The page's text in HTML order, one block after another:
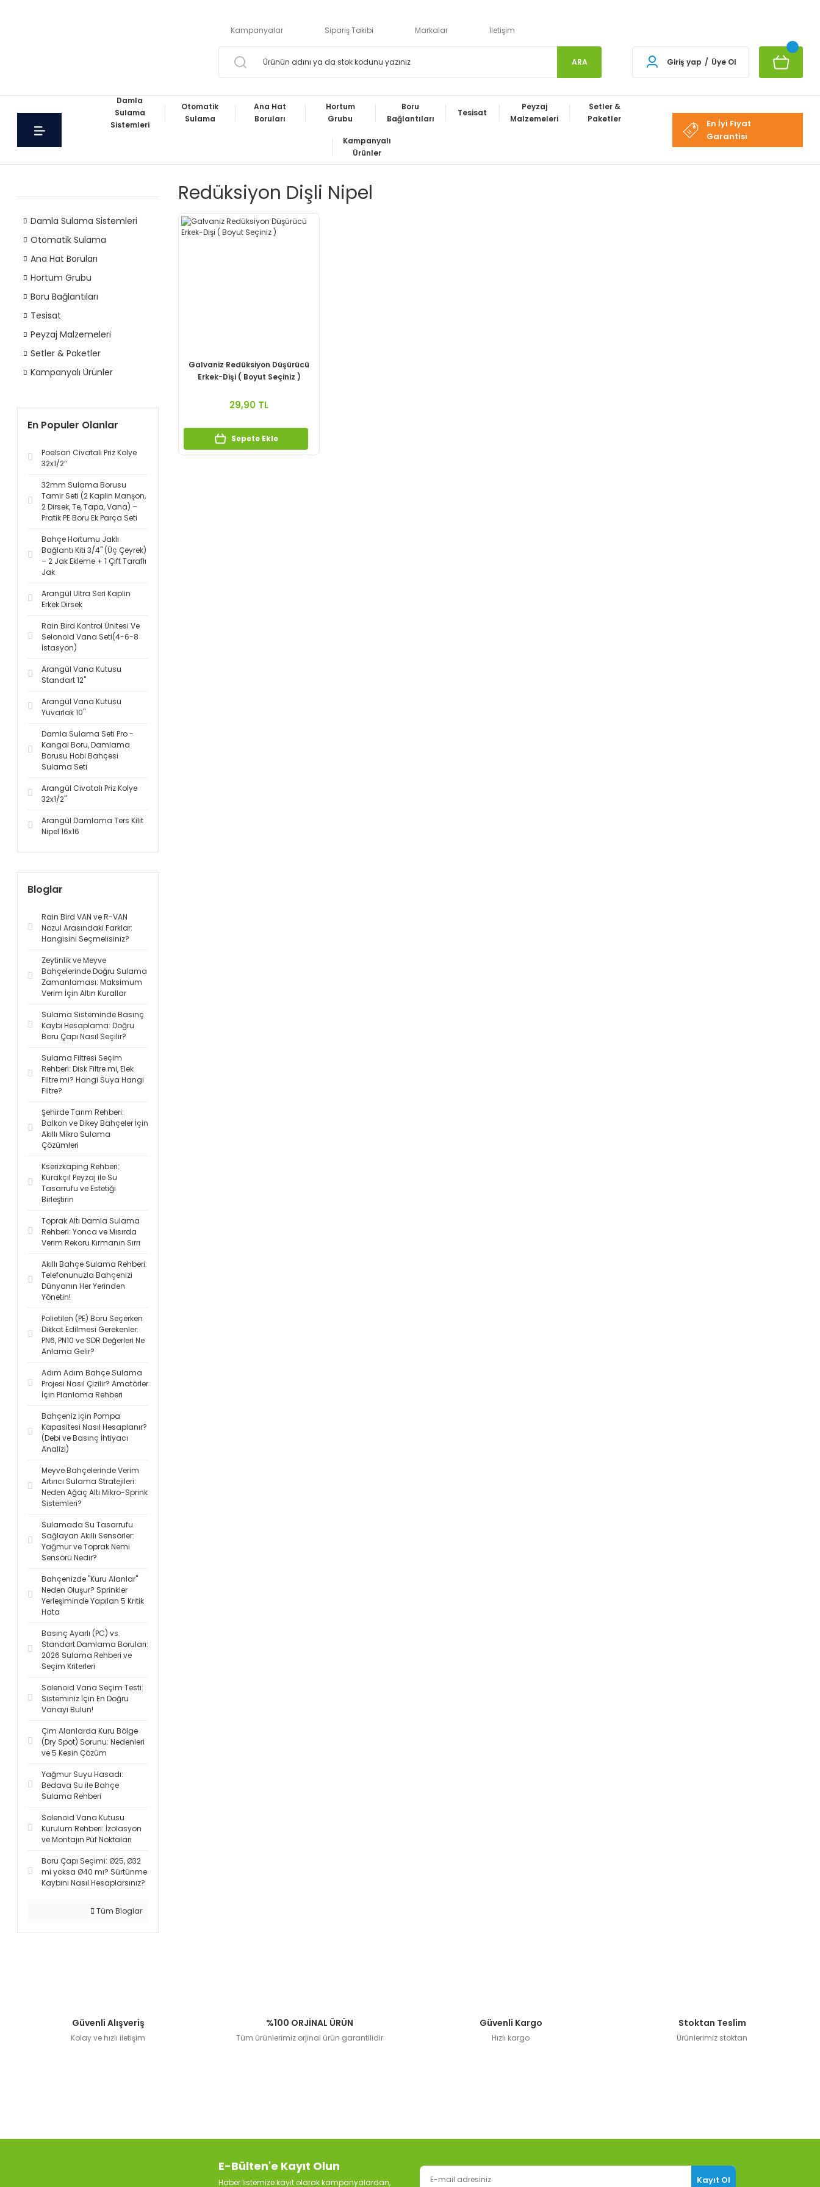
Kampanyalar Sipariş Takibi Markalar İletişim
ARA Giriş yap / Üye Ol
Damla
Sulama
Sistemleri
Otomatik
Sulama
Ana Hat
Boruları
Hortum
Grubu
Boru
Bağlantıları
Tesisat
Peyzaj
Malzemeleri
Setler &
Paketler
Kampanyalı
Ürünler
En İyi Fiyat
Garantisi
Damla Sulama Sistemleri
Otomatik Sulama
Ana Hat Boruları
Hortum Grubu
Boru Bağlantıları
Tesisat
Peyzaj Malzemeleri
Setler & Paketler
Kampanyalı Ürünler
En Populer Olanlar
Poelsan Civatalı Priz Kolye
32x1/2’’
32mm Sulama Borusu
Tamir Seti (2 Kaplin Manşon,
2 Dirsek, Te, Tapa, Vana) –
Pratik PE Boru Ek Parça Seti
Bahçe Hortumu Jaklı
Bağlantı Kiti 3/4'' (Üç Çeyrek)
– 2 Jak Ekleme + 1 Çift Taraflı
Jak
Arangül Ultra Seri Kaplin
Erkek Dirsek
Rain Bird Kontrol Ünitesi Ve
Selonoid Vana Seti(4-6-8
İstasyon)
Arangül Vana Kutusu
Standart 12''
Arangül Vana Kutusu
Yuvarlak 10''
Damla Sulama Seti Pro -
Kangal Boru, Damlama
Borusu Hobi Bahçesi
Sulama Seti
Arangül Civatalı Priz Kolye
32x1/2''
Arangül Damlama Ters Kilit
Nipel 16x16
Bloglar
Rain Bird VAN ve R-VAN
Nozul Arasındaki Farklar:
Hangisini Seçmelisiniz?
Zeytinlik ve Meyve
Bahçelerinde Doğru Sulama
Zamanlaması: Maksimum
Verim İçin Altın Kurallar
Sulama Sisteminde Basınç
Kaybı Hesaplama: Doğru
Boru Çapı Nasıl Seçilir?
Sulama Filtresi Seçim
Rehberi: Disk Filtre mi, Elek
Filtre mi? Hangi Suya Hangi
Filtre?
Şehirde Tarım Rehberi:
Balkon ve Dikey Bahçeler İçin
Akıllı Mikro Sulama
Çözümleri
Kserizkaping Rehberi:
Kurakçıl Peyzaj ile Su
Tasarrufu ve Estetiği
Birleştirin
Toprak Altı Damla Sulama
Rehberi: Yonca ve Mısırda
Verim Rekoru Kırmanın Sırrı
Akıllı Bahçe Sulama Rehberi:
Telefonunuzla Bahçenizi
Dünyanın Her Yerinden
Yönetin!
Polietilen (PE) Boru Seçerken
Dikkat Edilmesi Gerekenler:
PN6, PN10 ve SDR Değerleri Ne
Anlama Gelir?
Adım Adım Bahçe Sulama
Projesi Nasıl Çizilir? Amatörler
İçin Planlama Rehberi
Bahçeniz İçin Pompa
Kapasitesi Nasıl Hesaplanır?
(Debi ve Basınç İhtiyacı
Analizi)
Meyve Bahçelerinde Verim
Artırıcı Sulama Stratejileri:
Neden Ağaç Altı Mikro-Sprink
Sistemleri?
Sulamada Su Tasarrufu
Sağlayan Akıllı Sensörler:
Yağmur ve Toprak Nemi
Sensörü Nedir?
Bahçenizde "Kuru Alanlar"
Neden Oluşur? Sprinkler
Yerleşiminde Yapılan 5 Kritik
Hata
Basınç Ayarlı (PC) vs.
Standart Damlama Boruları:
2026 Sulama Rehberi ve
Seçim Kriterleri
Solenoid Vana Seçim Testi:
Sisteminiz İçin En Doğru
Vanayı Bulun!
Çim Alanlarda Kuru Bölge
(Dry Spot) Sorunu: Nedenleri
ve 5 Kesin Çözüm
Yağmur Suyu Hasadı:
Bedava Su ile Bahçe
Sulama Rehberi
Solenoid Vana Kutusu
Kurulum Rehberi: İzolasyon
ve Montajın Püf Noktaları
Boru Çapı Seçimi: Ø25, Ø32
mi yoksa Ø40 mı? Sürtünme
Kaybını Nasıl Hesaplarsınız?
Tüm Bloglar
Redüksiyon Dişli Nipel
Galvaniz Redüksiyon Düşürücü
Erkek-Dişi ( Boyut Seçiniz )
29,90 TL
Sepete Ekle
Güvenli Alışveriş
Kolay ve hızlı iletişim
%100 ORJİNAL ÜRÜN
Tüm ürünlerimiz orjinal ürün garantilidir
Güvenli Kargo
Hızlı kargo
Stoktan Teslim
Ürünlerimiz stoktan
E-Bülten'e Kayıt Olun
Haber listemize kayıt olarak kampanyalardan, Kayıt Ol